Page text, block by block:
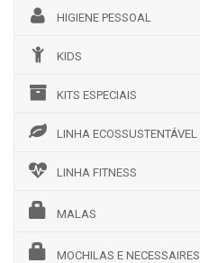
HIGIENE PESSOAL
KIDS
KITS ESPECIAIS
LINHA ECOSSUSTENTÁVEL
LINHA FITNESS
MALAS
MOCHILAS E NECESSAIRES